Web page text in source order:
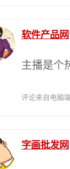
软件产品网
主播是个
评论来自电脑
字画批发网